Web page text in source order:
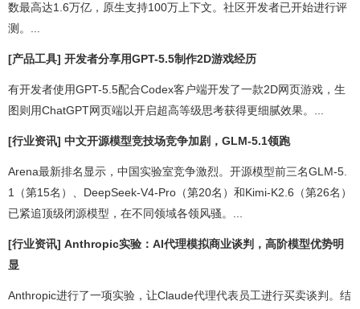
数最高达1.6万亿，原生支持100万上下文。社区开发者已开始进行评
测。...
[产品工具] 开发者分享用GPT-5.5制作2D游戏经历
有开发者使用GPT-5.5配合Codex客户端开发了一款2D网页游戏，生
图则用ChatGPT网页端以开启超高等级思考获得更细腻效果。...
[行业资讯] 中文开源模型竞技场竞争加剧，GLM-5.1领跑
Arena最新排名显示，中国实验室竞争激烈。开源模型前三名GLM-5.
1（第15名）、DeepSeek-V4-Pro（第20名）和Kimi-K2.6（第26名）
已紧追顶级闭源模型，在不同领域各领风骚。...
[行业资讯] Anthropic实验：AI代理模拟商业谈判，高阶模型优势明
显
Anthropic进行了一项实验，让Claude代理代表员工进行买卖谈判。结